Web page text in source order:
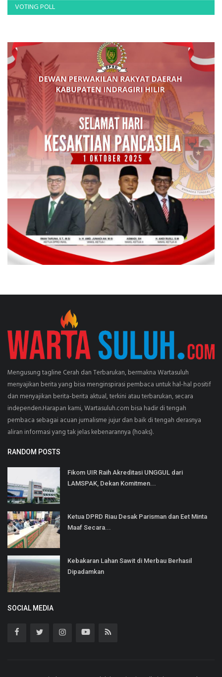
VOTING POLL
Mengusung tagline Cerah dan Terbarukan, bermakna Wartasuluh
menyajikan berita yang bisa menginspirasi pembaca untuk hal-hal positif
dan menyajikan berita-berita aktual, terkini atau terbarukan, secara
independen.Harapan kami, Wartasuluh.com bisa hadir di tengah
pembaca sebagai acuan jurnalisme jujur dan baik di tengah derasnya
aliran informasi yang tak jelas kebenarannya (hoaks).
RANDOM POSTS
Fikom UIR Raih Akreditasi UNGGUL dari
LAMSPAK, Dekan Komitmen...
Ketua DPRD Riau Desak Parisman dan Eet Minta
Maaf Secara...
Kebakaran Lahan Sawit di Merbau Berhasil
Dipadamkan
SOCIAL MEDIA